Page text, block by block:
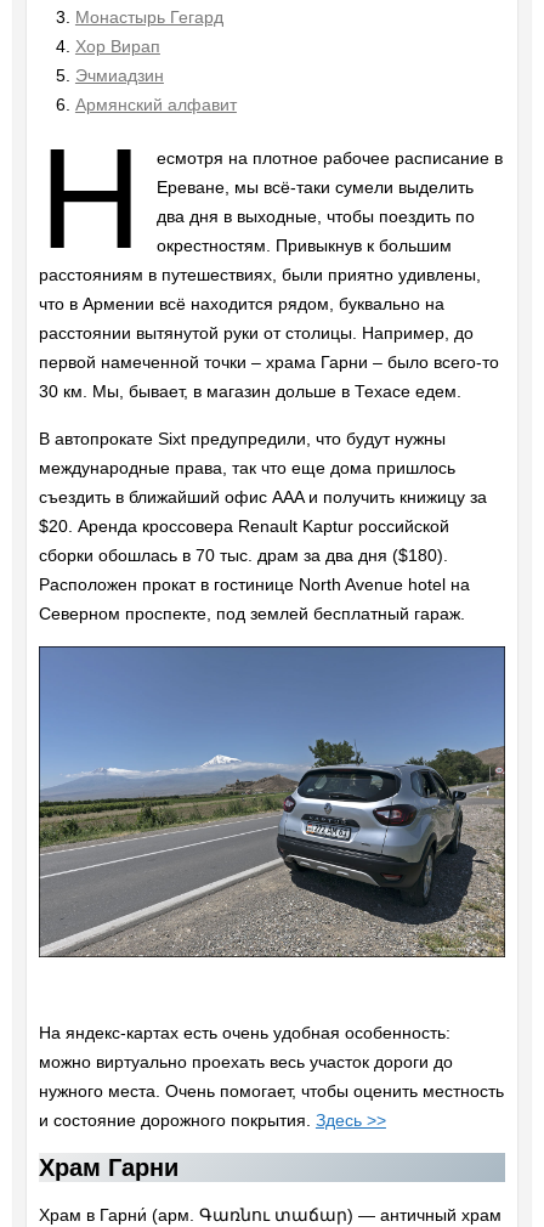
Монастырь Гегард
Хор Вирап
Эчмиадзин
Армянский алфавит
Н
есмотря на плотное рабочее расписание в
Ереване, мы всё-таки сумели выделить
два дня в выходные, чтобы поездить по
окрестностям. Привыкнув к большим
расстояниям в путешествиях, были приятно удивлены,
что в Армении всё находится рядом, буквально на
расстоянии вытянутой руки от столицы. Например, до
первой намеченной точки – храма Гарни – было всего-то
30 км. Мы, бывает, в магазин дольше в Техасе едем.
В автопрокате Sixt предупредили, что будут нужны
международные права, так что еще дома пришлось
съездить в ближайший офис AAA и получить книжицу за
$20. Аренда кроссовера Renault Kaptur российской
сборки обошлась в 70 тыс. драм за два дня ($180).
Расположен прокат в гостинице North Avenue hotel на
Северном проспекте, под землей бесплатный гараж.
На яндекс-картах есть очень удобная особенность:
можно виртуально проехать весь участок дороги до
нужного места. Очень помогает, чтобы оценить местность
и состояние дорожного покрытия. Здесь >>
Храм Гарни
Храм в Гарни́ (арм. Գառնու տաճար) — античный храм